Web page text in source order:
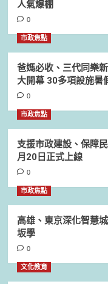
人氣爆棚
0
市政焦點
爸媽必收、三代同樂
大開幕 30多項設施暑
0
市政焦點
支援市政建設、保障
月20日正式上線
0
市政焦點
高雄、東京深化智慧
坂學
0
文化教育